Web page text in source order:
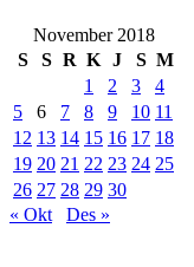
November 2018
S
S R K J S M
1
2 3
4
5
6 7 8 9 10 11
12 13 14 15 16 17 18
19 20 21 22 23 24 25
26 27 28 29 30
« Okt
Des »